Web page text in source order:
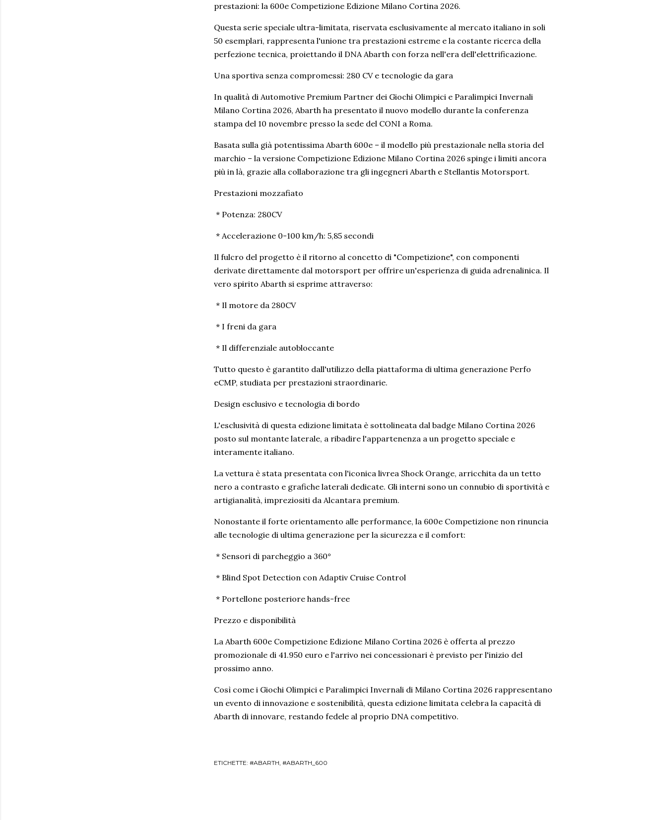
prestazioni: la 600e Competizione Edizione Milano Cortina 2026.
Questa serie speciale ultra-limitata, riservata esclusivamente al mercato italiano in soli
50 esemplari, rappresenta l'unione tra prestazioni estreme e la costante ricerca della
perfezione tecnica, proiettando il DNA Abarth con forza nell'era dell'elettrificazione.
Una sportiva senza compromessi: 280 CV e tecnologie da gara
In qualità di Automotive Premium Partner dei Giochi Olimpici e Paralimpici Invernali
Milano Cortina 2026, Abarth ha presentato il nuovo modello durante la conferenza
stampa del 10 novembre presso la sede del CONI a Roma.
Basata sulla già potentissima Abarth 600e – il modello più prestazionale nella storia del
marchio – la versione Competizione Edizione Milano Cortina 2026 spinge i limiti ancora
più in là, grazie alla collaborazione tra gli ingegneri Abarth e Stellantis Motorsport.
Prestazioni mozzafiato
* Potenza: 280CV
* Accelerazione 0-100 km/h: 5,85 secondi
Il fulcro del progetto è il ritorno al concetto di "Competizione", con componenti
derivate direttamente dal motorsport per offrire un'esperienza di guida adrenalinica. Il
vero spirito Abarth si esprime attraverso:
* Il motore da 280CV
* I freni da gara
* Il differenziale autobloccante
Tutto questo è garantito dall'utilizzo della piattaforma di ultima generazione Perfo
eCMP, studiata per prestazioni straordinarie.
Design esclusivo e tecnologia di bordo
L'esclusività di questa edizione limitata è sottolineata dal badge Milano Cortina 2026
posto sul montante laterale, a ribadire l'appartenenza a un progetto speciale e
interamente italiano.
La vettura è stata presentata con l'iconica livrea Shock Orange, arricchita da un tetto
nero a contrasto e grafiche laterali dedicate. Gli interni sono un connubio di sportività e
artigianalità, impreziositi da Alcantara premium.
Nonostante il forte orientamento alle performance, la 600e Competizione non rinuncia
alle tecnologie di ultima generazione per la sicurezza e il comfort:
* Sensori di parcheggio a 360°
* Blind Spot Detection con Adaptiv Cruise Control
* Portellone posteriore hands-free
Prezzo e disponibilità
La Abarth 600e Competizione Edizione Milano Cortina 2026 è offerta al prezzo
promozionale di 41.950 euro e l'arrivo nei concessionari è previsto per l'inizio del
prossimo anno.
Così come i Giochi Olimpici e Paralimpici Invernali di Milano Cortina 2026 rappresentano
un evento di innovazione e sostenibilità, questa edizione limitata celebra la capacità di
Abarth di innovare, restando fedele al proprio DNA competitivo.
ETICHETTE: #ABARTH #ABARTH_600